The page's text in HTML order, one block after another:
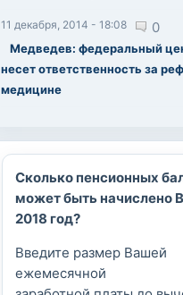
11 декабря, 2014 - 18:08 0
Медведев: федеральный
несет ответственность за
медицине
Сколько пенсионных
может быть начислено
2018 год?
Введите размер Вашей
ежемесячной